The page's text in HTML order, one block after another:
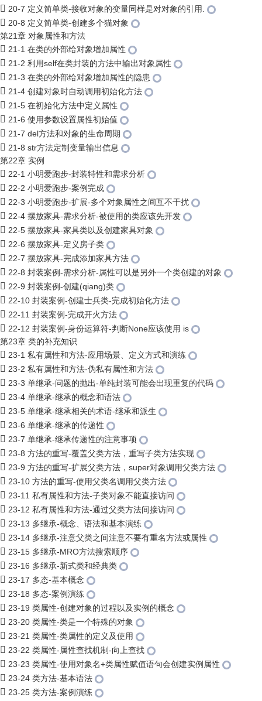
20-7 定义简单类-接收对象的变量同样是对对象的引用.
20-8 定义简单类-创建多个猫对象
第21章 对象属性和方法
21-1 在类的外部给对象增加属性
21-2 利用self在类封装的方法中输出对象属性
21-3 在类的外部给对象增加属性的隐患
21-4 创建对象时自动调用初始化方法
21-5 在初始化方法中定义属性
21-6 使用参数设置属性初始值
21-7 del方法和对象的生命周期
21-8 str方法定制变量输出信息
第22章 实例
22-1 小明爱跑步-封装特性和需求分析
22-2 小明爱跑步-案例完成
22-3 小明爱跑步-扩展-多个对象属性之间互不干扰
22-4 摆放家具-需求分析-被使用的类应该先开发
22-5 摆放家具-家具类以及创建家具对象
22-6 摆放家具-定义房子类
22-7 摆放家具-完成添加家具方法
22-8 封装案例-需求分析-属性可以是另外一个类创建的对象
22-9 封装案例-创建(qiang)类
22-10 封装案例-创建士兵类-完成初始化方法
22-11 封装案例-完成开火方法
22-12 封装案例-身份运算符-判断None应该使用 is
第23章 类的补充知识
23-1 私有属性和方法-应用场景、定义方式和演练
23-2 私有属性和方法-伪私有属性和方法
23-3 单继承-问题的抛出-单纯封装可能会出现重复的代码
23-4 单继承-继承的概念和语法
23-5 单继承-继承相关的术语-继承和派生
23-6 单继承-继承的传递性
23-7 单继承-继承传递性的注意事项
23-8 方法的重写-覆盖父类方法，重写子类方法实现
23-9 方法的重写-扩展父类方法，super对象调用父类方法
23-10 方法的重写-使用父类名调用父类方法
23-11 私有属性和方法-子类对象不能直接访问
23-12 私有属性和方法-通过父类方法间接访问
23-13 多继承-概念、语法和基本演练
23-14 多继承-注意父类之间注意不要有重名方法或属性
23-15 多继承-MRO方法搜索顺序
23-16 多继承-新式类和经典类
23-17 多态-基本概念
23-18 多态-案例演练
23-19 类属性-创建对象的过程以及实例的概念
23-20 类属性-类是一个特殊的对象
23-21 类属性-类属性的定义及使用
23-22 类属性-属性查找机制-向上查找
23-23 类属性-使用对象名+类属性赋值语句会创建实例属性
23-24 类方法-基本语法
23-25 类方法-案例演练